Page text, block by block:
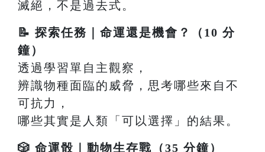
滅絕，不是過去式。
📝 探索任務｜命運還是機會？（10 分
鐘）
透過學習單自主觀察，
辨識物種面臨的威脅，思考哪些來自不
可抗力，
哪些其實是人類「可以選擇」的結果。
🎲 命運骰｜動物生存戰（35 分鐘）